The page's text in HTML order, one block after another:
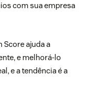
com sua empresa
Score ajuda a
e melhorá-lo
e a tendência é a